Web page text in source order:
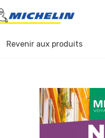
Revenir aux produits